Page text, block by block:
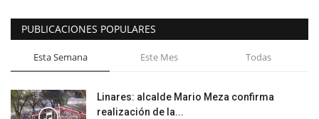
PUBLICACIONES POPULARES
Esta Semana Este Mes Todas
Linares: alcalde Mario Meza confirma
realización de la...